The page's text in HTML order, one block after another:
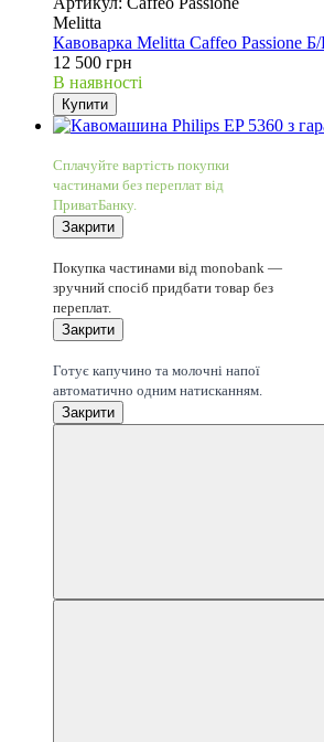
Melitta
Кавоварка Melitta Caffeo Passione Б/
12 500 грн
В наявності
Купити
Сплачуйте вартість покупки
частинами без переплат від
ПриватБанку.
Закрити
Покупка частинами від monobank —
зручний спосіб придбати товар без
переплат.
Закрити
Готує капучино та молочні напої
автоматично одним натисканням.
Закрити